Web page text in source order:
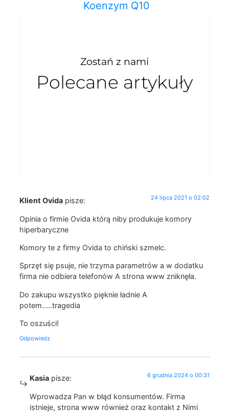
Koenzym Q10
Zostań z nami
Polecane artykuły
Klient Ovida pisze: 24 lipca 2021 o 02:02
Opinia o firmie Ovida którą niby produkuje komory
hiperbaryczne
Komory te z firmy Ovida to chiński szmelc.
Sprzęt się psuje, nie trzyma parametrów a w dodatku
firma nie odbiera telefonów A strona www zniknęła.
Do zakupu wszystko pięknie ładnie A
potem…..tragedia
To oszuści!
Odpowiedz
Kasia pisze: 6 grudnia 2024 o 00:31
Wprowadza Pan w błąd konsumentów. Firma
istnieje, strona www również oraz kontakt z Nimi